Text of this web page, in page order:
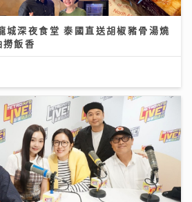
城深夜食堂 泰國直送胡椒豬骨湯燒
飯香